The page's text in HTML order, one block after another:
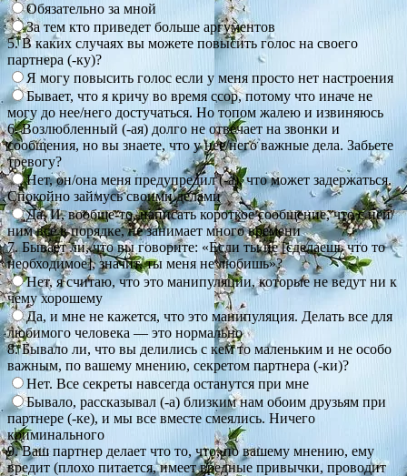
Обязательно за мной
За тем кто приведет больше аргументов
5. В каких случаях вы можете повысить голос на своего
партнера (-ку)?
Я могу повысить голос если у меня просто нет настроения
Бывает, что я кричу во время ссор, потому что иначе не
могу до нее/него достучаться. Но топом жалею и извиняюсь
6. Возлюбленный (-ая) долго не отвечает на звонки и
сообщения, но вы знаете, что у нее/него важные дела. Забьете
тревогу?
Нет, он/она меня предупредил (-а), что может задержаться.
Спокойно займусь своими делами
Да. И, вообще-то, написать короткое сообщение, что с ней/
ним все в порядке, не занимает много времени
7. Бывает ли, что вы говорите: «Если ты не [сделаешь что то
необходимое], значит, ты меня не любишь»?
Нет, я считаю, что это манипуляции, которые не ведут ни к
чему хорошему
Да, и мне не кажется, что это манипуляция. Делать все для
любимого человека — это нормально
8. Бывало ли, что вы делились с кем то маленьким и не особо
важным, по вашему мнению, секретом партнера (-ки)?
Нет. Все секреты навсегда останутся при мне
Бывало, рассказывал (-а) близким нам обоим друзьям при
партнере (-ке), и мы все вместе смеялись. Ничего
криминального
9. Ваш партнер делает что то, что, по вашему мнению, ему
вредит (плохо питается, имеет вредные привычки, проводит